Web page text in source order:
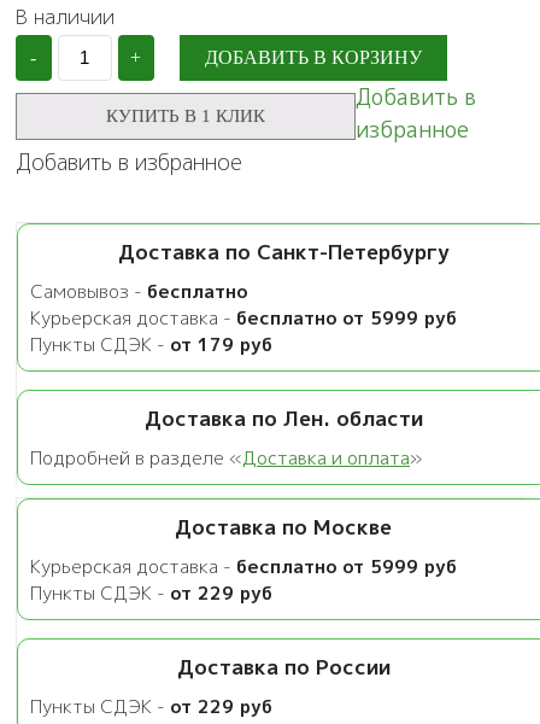
В наличии
- Количество
Пакет
"Лирика",
полиэтиленовый
вырубной
ручкой,
х
30
мкм
+ ДОБАВИТЬ В КОРЗИНУ
КУПИТЬ В 1 КЛИК
Добавить в
избранное
Добавить в избранное
Доставка по Санкт-Петербургу
Самовывоз - бесплатно
Курьерская доставка - бесплатно от 5999 руб
Пункты СДЭК - от 179 руб
Доставка по Лен. области
Подробней в разделе «Доставка и оплата»
Доставка по Москве
Курьерская доставка - бесплатно от 5999 руб
Пункты СДЭК - от 229 руб
Доставка по России
Пункты СДЭК - от 229 руб